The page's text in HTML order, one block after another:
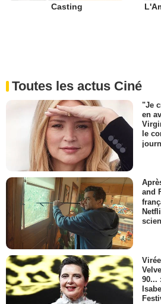
Casting
Toutes les actus Ciné
"Je
en
le
and
90...